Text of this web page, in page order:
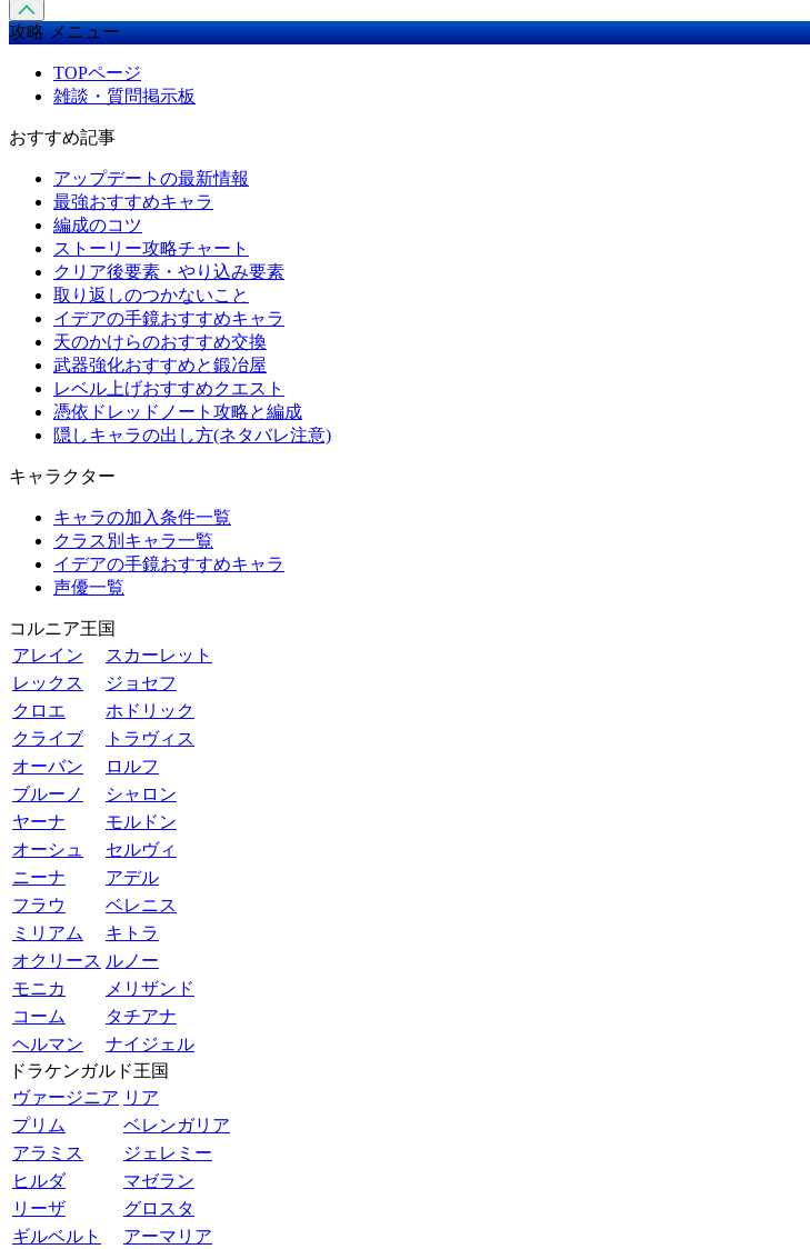
攻略 メニュー
TOPページ
雑談・質問掲示板
おすすめ記事
アップデートの最新情報
最強おすすめキャラ
編成のコツ
ストーリー攻略チャート
クリア後要素・やり込み要素
取り返しのつかないこと
イデアの手鏡おすすめキャラ
天のかけらのおすすめ交換
武器強化おすすめと鍛冶屋
レベル上げおすすめクエスト
憑依ドレッドノート攻略と編成
隠しキャラの出し方(ネタバレ注意)
キャラクター
キャラの加入条件一覧
クラス別キャラ一覧
イデアの手鏡おすすめキャラ
声優一覧
コルニア王国
アレイン
スカーレット
レックス
ジョセフ
クロエ
ホドリック
クライブ
トラヴィス
オーバン
ロルフ
ブルーノ
シャロン
ヤーナ
モルドン
オーシュ
セルヴィ
ニーナ
アデル
フラウ
ベレニス
ミリアム
キトラ
オクリース ルノー
モニカ
メリザンド
コーム
タチアナ
ヘルマン
ナイジェル
ドラケンガルド王国
ヴァージニア リア
プリム
ベレンガリア
アラミス
ジェレミー
ヒルダ
マゼラン
リーザ
グロスタ
ギルベルト
アーマリア